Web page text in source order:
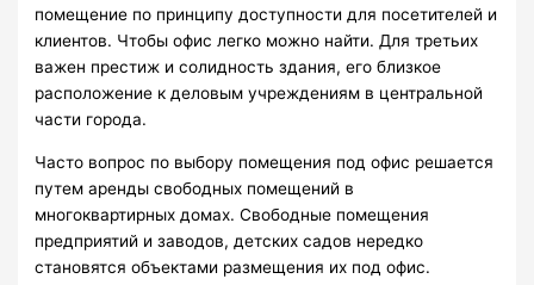
помещение по принципу доступности для посетителей и
клиентов. Чтобы офис легко можно найти. Для третьих
важен престиж и солидность здания, его близкое
расположение к деловым учреждениям в центральной
части города.
Часто вопрос по выбору помещения под офис решается
путем аренды свободных помещений в
многоквартирных домах. Свободные помещения
предприятий и заводов, детских садов нередко
становятся объектами размещения их под офис.